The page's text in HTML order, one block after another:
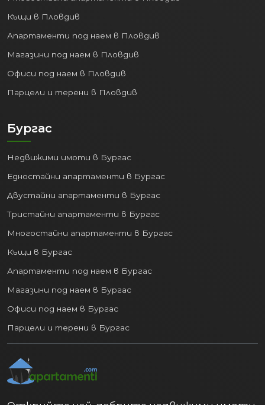
задържа хората в града и привлича
кадри от съседни по-малки общини,
което поддържа постоянно
покупка, така и за наем.
3. Образователен център
и висококвалифицирани
обичаните студентски градове в
Великотърновския университет "Св.
св. Кирил и Методий" и Националния
военен университет. Това носи два
търсят жилища под наем, което
гарантира на инвеститорите
висока заетост и отлична
апартаменти (едностайни и
двустайни).
на НСИ показват, че
населението (25-64 г.) с висше
Къщи в Пловдив
Апартаменти под наем в Пловдив
Магазини под наем в Пловдив
Офиси под наем в Пловдив
Парцели и терени в Пловдив
Бургас
Недвижими имоти в Бургас
Едностайни апартаменти в Бургас
Двустайни апартаменти в Бургас
Тристайни апартаменти в Бургас
Многостайни апартаменти в Бургас
Къщи в Бургас
Апартаменти под наем в Бургас
Магазини под наем в Бургас
Офиси под наем в Бургас
Парцели и терени в Бургас